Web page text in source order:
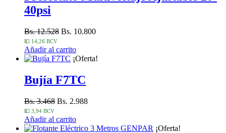
40psi
Bs. 12.528 Bs. 10.800
💵 14,26 BCV
Añadir al carrito
¡Oferta!
Bujía F7TC
Bs. 3.468 Bs. 2.988
💵 3,94 BCV
Añadir al carrito
¡Oferta!